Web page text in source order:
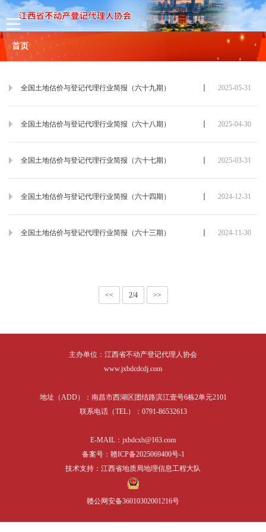
首页
协会简介 组织机构 协会章程 理事名单 联系方式
通知公告
行业动态
全国土地估价与登记代理行业简报（六十九期） 2025-05-31
全国土地估价与登记代理行业简报（六十八期） 2025-04-30
全国土地估价与登记代理行业简报（六十七期） 2025-03-31
全国土地估价与登记代理行业简报（六十四期） 2024-12-31
全国土地估价与登记代理行业简报（六十三期） 2024-11-30
<< 2/4 >>
主办单位：江西省不动产登记代理人协会
www.jxbdcdcdj.com
地址（ADD）：南昌市西湖区团结路滨江壹号6栋2单元2101
联系电话（TEL）：0791-86532613
E-MAIL：jxbdcxh@163.com
备案号：赣ICP备2025069400号-1
技术支持：江西省地质局地理信息工程大队
赣公网安备36010302001216号